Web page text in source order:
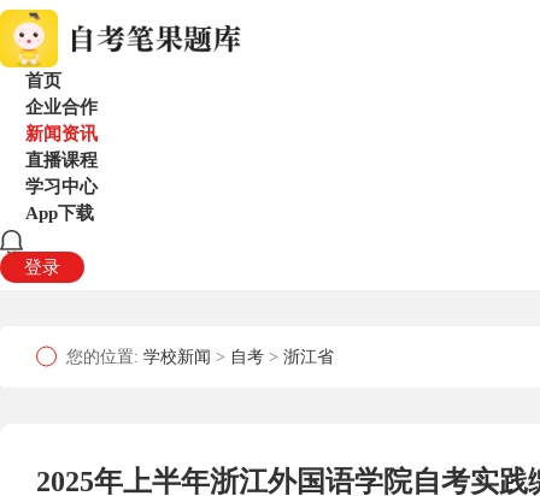
首页
企业合作
新闻资讯
直播课程
学习中心
App下载
登录
您的位置: 学校新闻 > 自考 > 浙江省
2025年上半年浙江外国语学院自考实践